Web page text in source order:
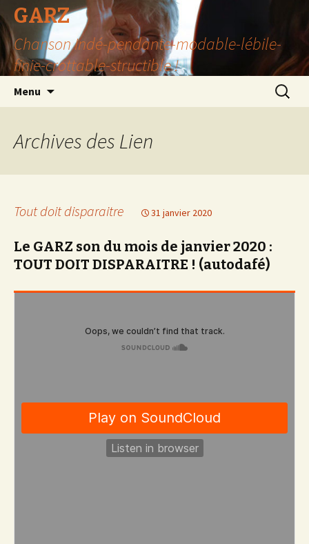
GARZ
Chanson Indé-pendante-modable-lébile-
finie-crottable-structible !
Menu
Archives des Lien
Tout doit disparaitre 31 janvier 2020
Le GARZ son du mois de janvier 2020 :
TOUT DOIT DISPARAITRE ! (autodafé)